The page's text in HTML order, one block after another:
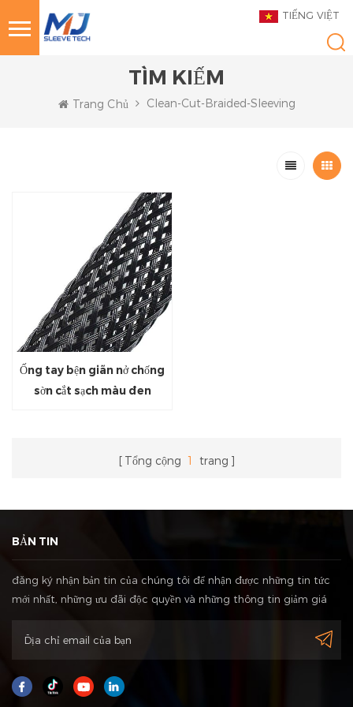
TIẾNG VIỆT
TÌM KIẾM
Trang Chủ Clean-Cut-Braided-Sleeving
Ống tay bện giãn nở chống
sờn cắt sạch màu đen
Tổng cộng 1 trang
BẢN TIN
đăng ký nhận bản tin của chúng tôi để nhận được những tin tức
mới nhất, những ưu đãi độc quyền và những thông tin giảm giá